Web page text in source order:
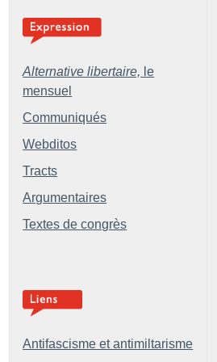
Alternative libertaire, le
mensuel
Communiqués
Webditos
Tracts
Argumentaires
Textes de congrès
Antifascisme et antimiltarisme